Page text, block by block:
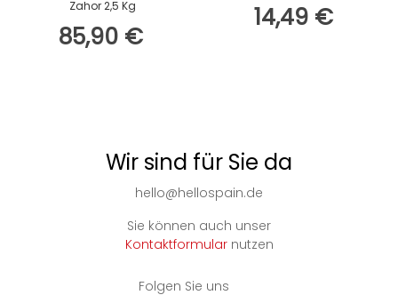
Zahor 2,5 Kg
85,90 €
14,49 €
Wir sind für Sie da
hello@hellospain.de
Sie können auch unser
Kontaktformularnutzen
Folgen Sie uns